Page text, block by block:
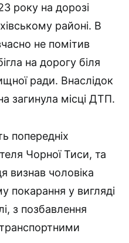
року на дорозі
районі. В
не помітив
на дорогу біля
ради. Внаслідок
загинула місці ДТП.
попередніх
Чорної Тиси, та
визнав чоловіка
покарання у вигляді
з позбавлення